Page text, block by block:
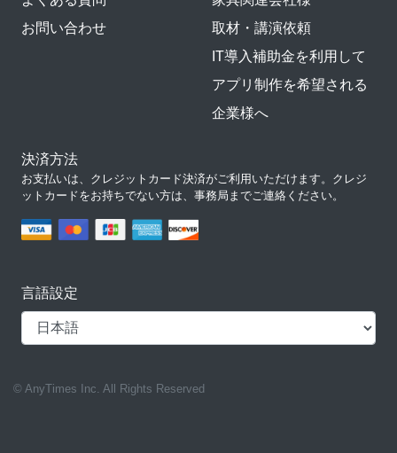
お問い合わせ
取材・講演依頼
IT導入補助金を利用して
アプリ制作を希望される
企業様へ
決済方法
お支払いは、クレジットカード決済がご利用いただけます。クレジ
ットカードをお持ちでない方は、事務局までご連絡ください。
言語設定
© AnyTimes Inc. All Rights Reserved